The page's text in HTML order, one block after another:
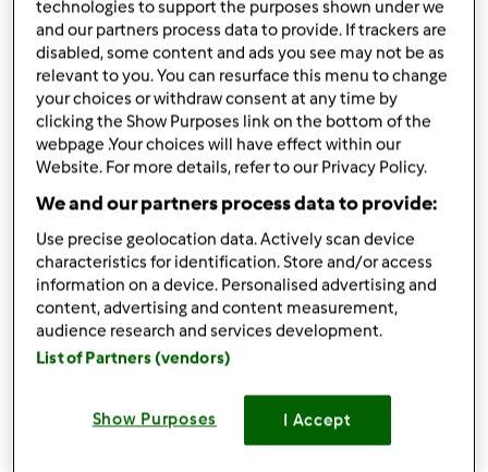
(niezweryfikowany)
śr., 11/20/2019 - 01:04
troche porad w sprawie odchudzania znajdziesz tu :
https://euphorer.com/pl/vanefist-neoSą różne sposoby,
warto wiedziec
zarejestruj sięaby dodawać
technologies to support the purposes shown under we
and our partners process data to provide. If trackers are
disabled, some content and ads you see may not be as
relevant to you. You can resurface this menu to change
your choices or withdraw consent at any time by
clicking the Show Purposes link on the bottom of the
webpage .Your choices will have effect within our
Website. For more details, refer to our Privacy Policy.
We and our partners process data to provide:
Use precise geolocation data. Actively scan device
characteristics for identification. Store and/or access
information on a device. Personalised advertising and
content, advertising and content measurement,
audience research and services development.
List of Partners (vendors)
Show Purposes I Accept